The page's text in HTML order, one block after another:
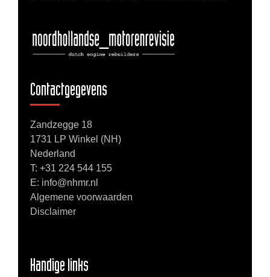
Contactgegevens
Zandzegge 18
1731 LP Winkel (NH)
Nederland
T: +31 224 544 155
E: info@nhmr.nl
Algemene voorwaarden
Disclaimer
Handige links